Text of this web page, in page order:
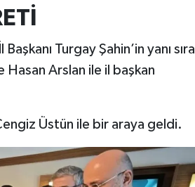
Turgay Şahin’in yanı sıra
Arslan ile il başkan
Üstün ile bir araya geldi.